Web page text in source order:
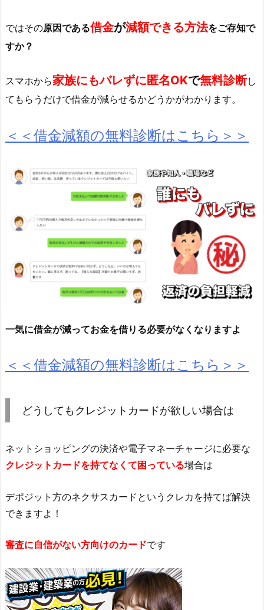
ではその原因である借金が減額できる方法をご存知で
すか？
スマホから家族にもバレずに匿名OKで無料診断し
てもらうだけで借金が減らせるかどうかがわかります。
＜＜借金減額の無料診断はこちら＞＞
一気に借金が減ってお金を借りる必要がなくなりますよ
＜＜借金減額の無料診断はこちら＞＞
どうしてもクレジットカードが欲しい場合は
ネットショッピングの決済や電子マネーチャージに必要な
クレジットカードを持てなくて困っている場合は
デポジット方のネクサスカードというクレカを持てば解決
できますよ！
審査に自信がない方向けのカードです